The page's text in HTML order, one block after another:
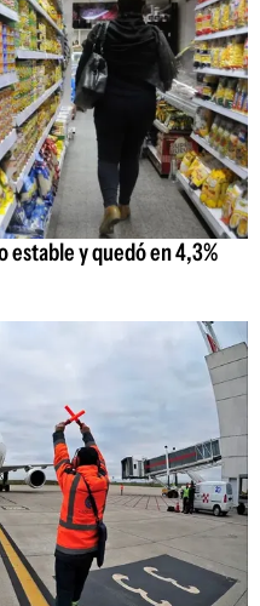
estable y quedó en 4,3%